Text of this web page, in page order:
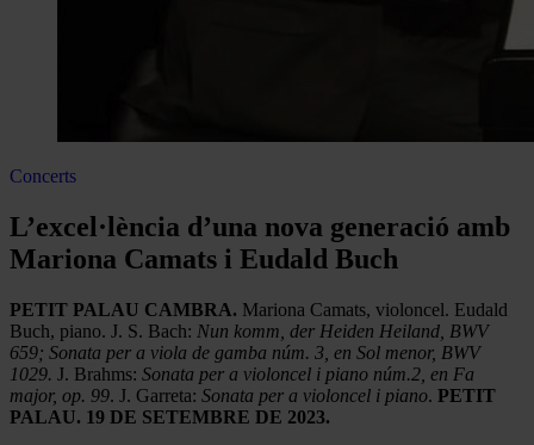
Concerts
L’excel·lència d’una nova generació amb
Mariona Camats i Eudald Buch
PETIT PALAU CAMBRA. Mariona Camats, violoncel. Eudald
Buch, piano. J. S. Bach: Nun komm, der Heiden Heiland, BWV
659; Sonata per a viola de gamba núm. 3, en Sol menor, BWV
1029. J. Brahms: Sonata per a violoncel i piano núm.2, en Fa
major, op. 99. J. Garreta: Sonata per a violoncel i piano. PETIT
PALAU. 19 DE SETEMBRE DE 2023.